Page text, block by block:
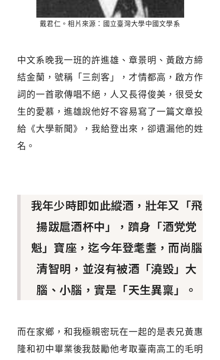
戴君仁。相片來源：國立臺灣大學中國文學系
中文系晚我一班的許進雄、章景明、黃啟方締
結金蘭，號稱「三劍客」，才情都高，啟方作
詞的一首歌傳唱不絕，人又長得俊美，很受女
生的愛慕，進雄說他好不容易寫了一篇文章投
給《大學新聞》，我給登出來，卻遺漏他的姓
名。
我年少時即如此縱酒，壯年又「飛
揚跋扈酒杯中」，躋身「酒党党
魁」寶座，迄今年登耄耋，而尚腦
清智明，並沒有被酒「澆毀」大
腦、小腦，實是「天生異稟」。
而在家鄉，和我極親密玩在一起的是表兄黃惠
隆和初中畢業後我鼓勵他考取臺南高工的毛明